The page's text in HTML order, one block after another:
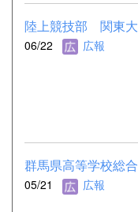
陸上競技部 関東
06/22 広報
05/21 広報